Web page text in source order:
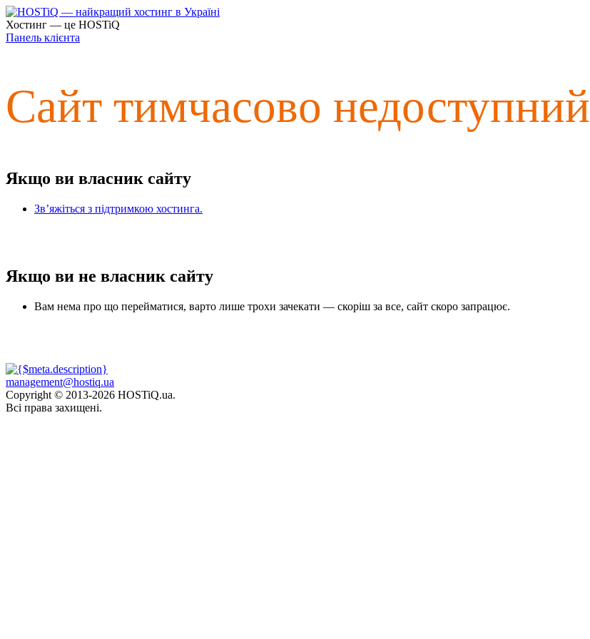
Хостинг — це HOSTiQ
Панель клієнта
Сайт тимчасово недоступний
Якщо ви власник сайту
Зв’яжіться з підтримкою хостинга.
Якщо ви не власник сайту
Вам нема про що перейматися, варто лише трохи зачекати — скоріш за все, сайт скоро запрацює.
management@hostiq.ua
Copyright © 2013-2026 HOSTiQ.ua.
Всі права захищені.